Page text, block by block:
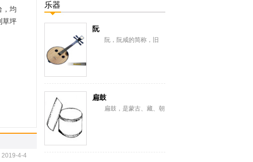
，均
草坪
2019-4-4
乐器
阮
阮，阮咸的简称，旧
扁鼓
扁鼓，是蒙古、藏、朝